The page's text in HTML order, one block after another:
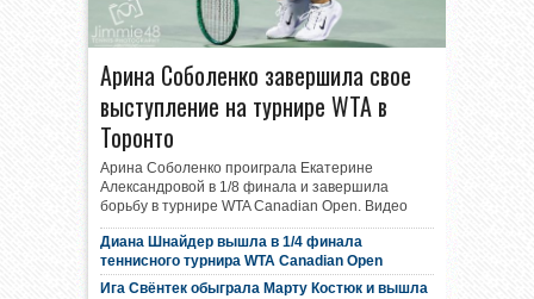
Арина Соболенко завершила свое
выступление на турнире WTA в
Торонто
Арина Соболенко проиграла Екатерине
Александровой в 1/8 финала и завершила
борьбу в турнире WTA Canadian Open. Видео
Диана Шнайдер вышла в 1/4 финала
теннисного турнира WTA Canadian Open
Ига Свёнтек обыграла Марту Костюк и вышла